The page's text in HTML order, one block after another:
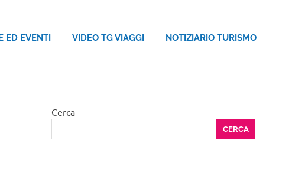
ED EVENTI VIDEO TG VIAGGI NOTIZIARIO TURISMO
Cerca
CERCA